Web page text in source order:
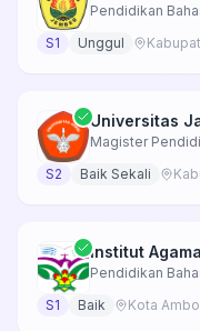
Pendidikan
S1 Unggul
Universitas
Magister
S2 Baik Sekali
Institut
Pendidikan
S1 Baik Kota